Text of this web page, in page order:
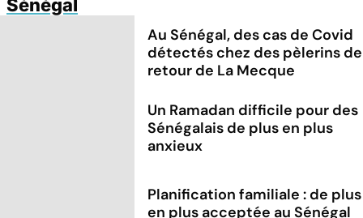
Sénégal
Au Sénégal, des cas de Covid
détectés chez des pèlerins de
retour de La Mecque
Un Ramadan difficile pour des
Sénégalais de plus en plus
anxieux
Planification familiale : de plus
en plus acceptée au Sénégal